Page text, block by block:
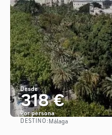
Desde
318 €
Por persona
DESTINO: Málaga